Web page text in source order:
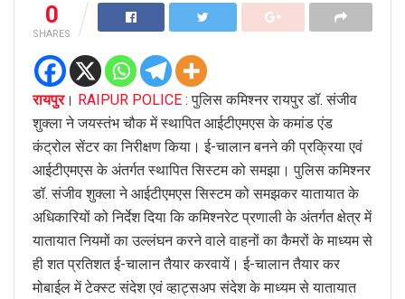
0
SHARES
रायपुर। RAIPUR POLICE : पुलिस कमिश्नर रायपुर डॉ. संजीव
शुक्ला ने जयस्तंभ चौक में स्थापित आईटीएमएस के कमांड एंड
कंट्रोल सेंटर का निरीक्षण किया। ई-चालान बनने की प्रक्रिया एवं
आईटीएमएस के अंतर्गत स्थापित सिस्टम को समझा। पुलिस कमिश्नर
डॉ. संजीव शुक्ला ने आईटीएमएस सिस्टम को समझकर यातायात के
अधिकारियों को निर्देश दिया कि कमिश्नरेट प्रणाली के अंतर्गत क्षेत्र में
यातायात नियमों का उल्लंघन करने वाले वाहनों का कैमरों के माध्यम से
ही शत प्रतिशत ई-चालान तैयार करवायें। ई-चालान तैयार कर
मोबाईल में टेक्स्ट संदेश एवं व्हाट्सअप संदेश के माध्यम से यातायात